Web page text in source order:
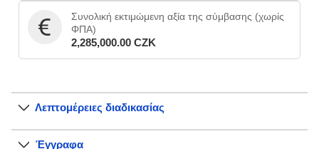
Συνολική εκτιμώμενη αξία της σύμβασης (χωρίς
ΦΠΑ)
2,285,000.00 CZK
Λεπτομέρειες διαδικασίας
Έγγραφα